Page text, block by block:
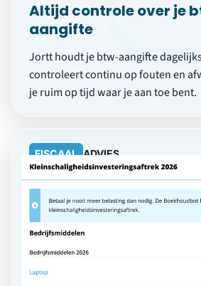
Altijd controle over je
aangifte
Jortt houdt je btw-aangifte
controleert continu op fouten en
je ruim op tijd waar je aan toe bent.
FISCAAL ADVIES